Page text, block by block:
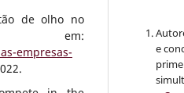
de olho no
em:
empresas-
e